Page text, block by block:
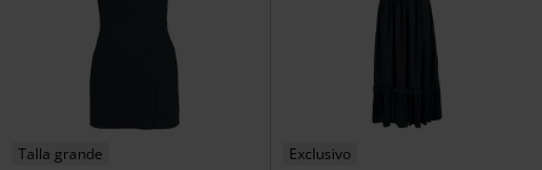
Talla grande
Exclusivo